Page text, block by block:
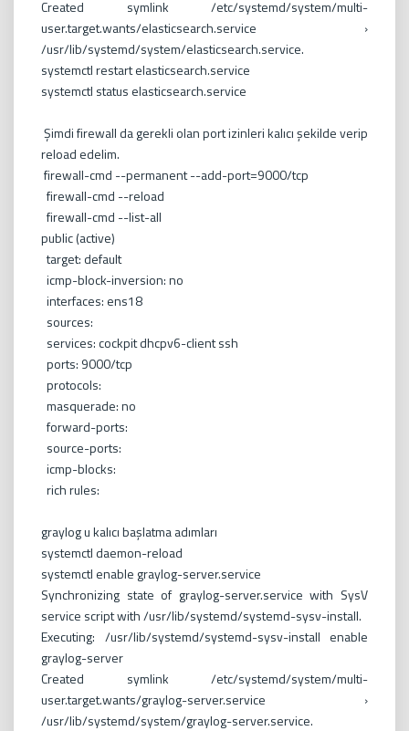
Created symlink /etc/systemd/system/multi-
user.target.wants/elasticsearch.service ›
/usr/lib/systemd/system/elasticsearch.service.
systemctl restart elasticsearch.service
systemctl status elasticsearch.service
Şimdi firewall da gerekli olan port izinleri kalıcı şekilde verip
reload edelim.
firewall-cmd --permanent --add-port=9000/tcp
firewall-cmd --reload
firewall-cmd --list-all
public (active)
target: default
icmp-block-inversion: no
interfaces: ens18
sources:
services: cockpit dhcpv6-client ssh
ports: 9000/tcp
protocols:
masquerade: no
forward-ports:
source-ports:
icmp-blocks:
rich rules:
graylog u kalıcı başlatma adımları
systemctl daemon-reload
systemctl enable graylog-server.service
Synchronizing state of graylog-server.service with SysV
service script with /usr/lib/systemd/systemd-sysv-install.
Executing: /usr/lib/systemd/systemd-sysv-install enable
graylog-server
Created symlink /etc/systemd/system/multi-
user.target.wants/graylog-server.service ›
/usr/lib/systemd/system/graylog-server.service.